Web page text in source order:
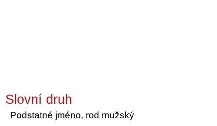
Slovní druh
Podstatné jméno, rod mužský